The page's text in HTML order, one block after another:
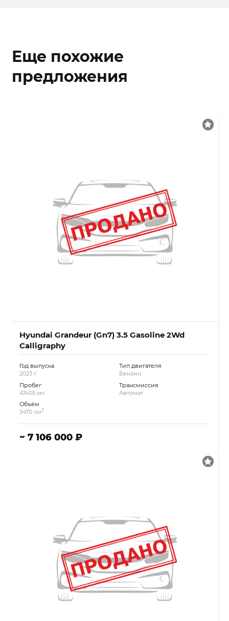
Еще похожие
предложения
Hyundai Grandeur (Gn7) 3.5 Gasoline 2Wd
Calligraphy
Год выпуска
2023 г.
Пробег
47405 км.
Объём
3470 см3
Тип двигателя
Бензин
Трансмиссия
Автомат
~ 7 106 000 ₽